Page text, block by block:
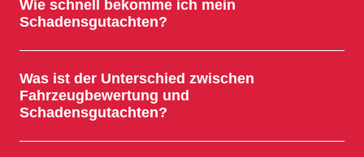
Wie schnell bekomme ich mein
Schadensgutachten?
Was ist der Unterschied zwischen
Fahrzeugbewertung und
Schadensgutachten?